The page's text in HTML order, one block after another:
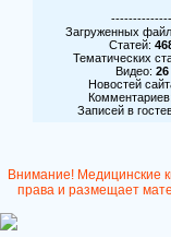
--------------
Загруженных
Статей:
Тематических
Видео: 26
Новостей
Комментариев:
Записей в
Внимание! Медицинские
права и размещает